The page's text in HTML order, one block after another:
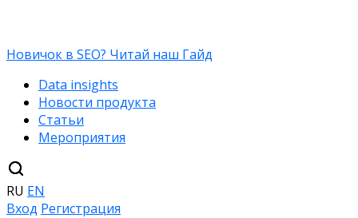
Новичок в SEO? Читай наш Гайд
Data insights
Новости продукта
Статьи
Мероприятия
RU EN
Вход Регистрация